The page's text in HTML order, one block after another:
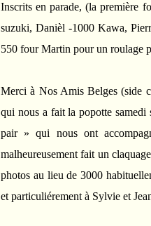
Inscrits en parade, (la première
suzuki, Danièl -1000 Kawa,
550 four Martin pour un roulage
Merci à Nos Amis Belges (side
qui nous a fait la popotte samedi
pair » qui nous ont
malheureusement fait un
photos au lieu de 3000
et particuliérement à Sylvie et